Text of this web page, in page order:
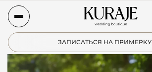
ЗАПИСАТЬСЯ НА ПРИМЕРКУ